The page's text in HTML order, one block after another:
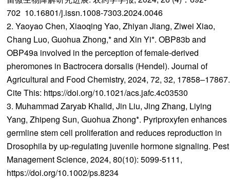
702 10.16801/j.issn.1008-7303.2024.0046
2. Yaoyao Chen, Xiaoqing Yao, Zhiyan Jiang, Ziwei Xiao,
Chang Luo, Guohua Zhong,* and Xin Yi*. OBP83b and
OBP49a involved in the perception of female-derived
pheromones in Bactrocera dorsalis (Hendel). Journal of
Agricultural and Food Chemistry, 2024, 72, 32, 17858–17867.
Cite This: https://doi.org/10.1021/acs.jafc.4c03530
3. Muhammad Zaryab Khalid, Jin Liu, Jing Zhang, Liying
Yang, Zhipeng Sun, Guohua Zhong*. Pyriproxyfen enhances
germline stem cell proliferation and reduces reproduction in
Drosophila by up-regulating juvenile hormone signaling. Pest
Management Science, 2024, 80(10): 5099-5111,
https://doi.org/10.1002/ps.8234